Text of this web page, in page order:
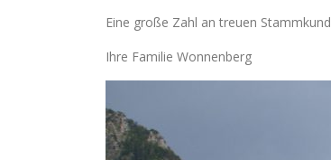
Eine große Zahl an treuen
Ihre Familie Wonnenberg